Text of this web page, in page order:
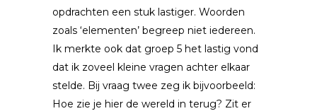
opdrachten een stuk lastiger. Woorden
zoals ‘elementen’ begreep niet iedereen.
Ik merkte ook dat groep 5 het lastig vond
dat ik zoveel kleine vragen achter elkaar
stelde. Bij vraag twee zeg ik bijvoorbeeld:
Hoe zie je hier de wereld in terug? Zit er